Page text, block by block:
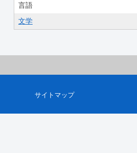
言語
文学
サイトマップ